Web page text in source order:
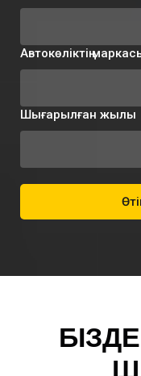
Автокөліктің
Шығарылған жылы
БІЗДЕ